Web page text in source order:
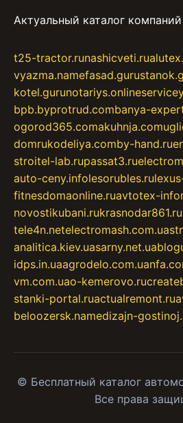
Актуальный каталог
t25-tractor.runashicveti.ru
vyazma.namefasad.guru
kotel.gurunotariys.online
bpb.byprotrud.combanya-
ogorod365.comakuhnja.com
domrukodeliya.comby-hand.ru
stroitel-lab.rupassat3.ru
auto-ceny.infolesorubles.ru
fitnesdomaonline.ruavtotex-
novostikubani.rukrasnodar861.ru
tele4n.netelectromash.com.ua
analitica.kiev.uasarny.net.ua
idps.in.uaagrodelo.com.ua
vm.com.uao-kemerovo.ru
stanki-portal.ruactualremont.ru
beloozersk.namedizajn-
© Бесплатный каталог
Все права